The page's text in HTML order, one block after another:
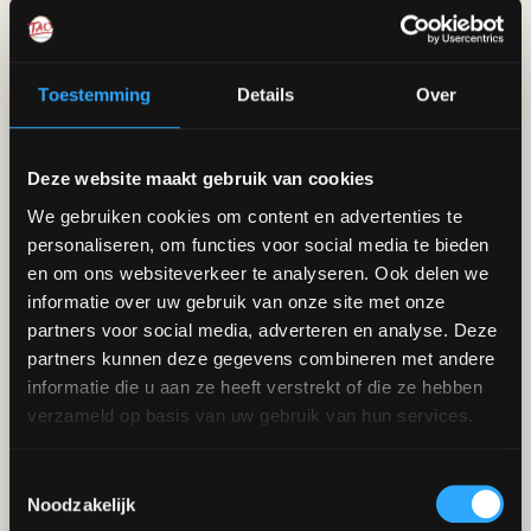
Toestemming Details Over
Deze website maakt gebruik van cookies
We gebruiken cookies om content en advertenties te
personaliseren, om functies voor social media te bieden
en om ons websiteverkeer te analyseren. Ook delen we
informatie over uw gebruik van onze site met onze
partners voor social media, adverteren en analyse. Deze
partners kunnen deze gegevens combineren met andere
informatie die u aan ze heeft verstrekt of die ze hebben
verzameld op basis van uw gebruik van hun services.
Noodzakelijk
Motivatie - waarom wil je graag meedoen? (Vereist)
Financiële situatie - waarom heb je een beurs nodig?
(Vereist)